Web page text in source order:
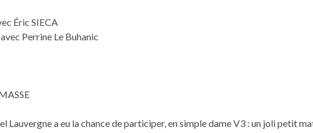
Éric SIECA
Perrine Le Buhanic
Lauvergne a eu la chance de participer, en simple dame V3 : un joli petit